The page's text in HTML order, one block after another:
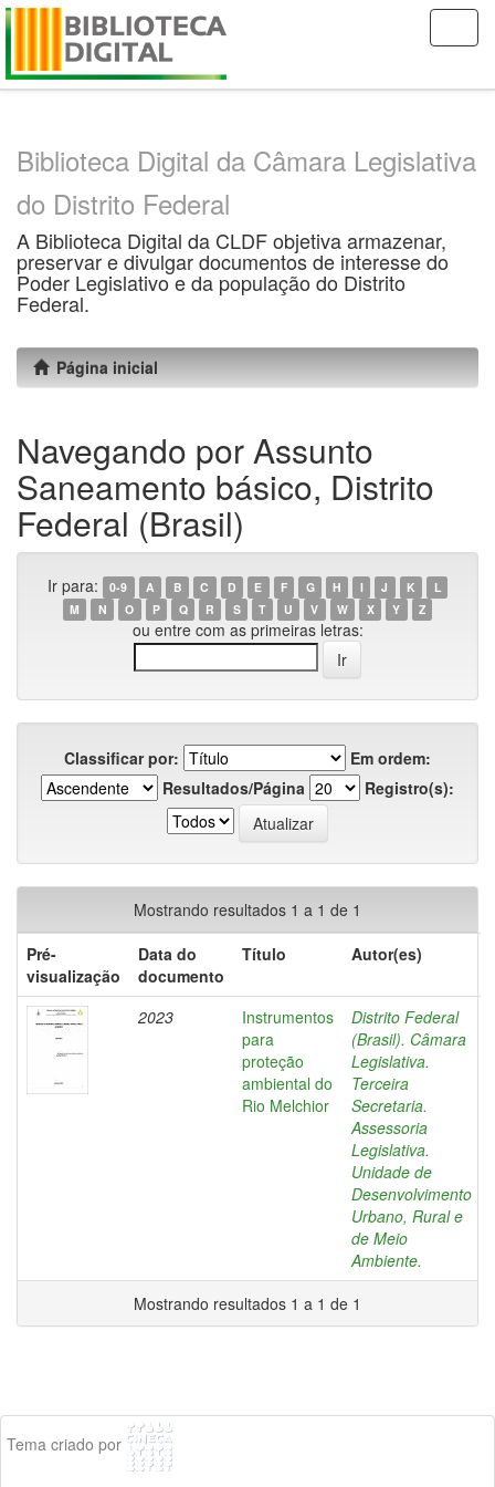
Skip
Biblioteca Digital da Câmara Legislativa
do Distrito Federal
A Biblioteca Digital da CLDF objetiva armazenar,
preservar e divulgar documentos de interesse do
Poder Legislativo e da população do Distrito
Federal.
Página inicial
Navegando por Assunto
Saneamento básico, Distrito
Federal (Brasil)
Ir para: 0-9 A B C D E F G H I J K
L
M
N O P Q R S T U V W X Y Z
ou entre com as primeiras letras:
Classificar por:
Em ordem:
Resultados/Página
Registro(s):
Mostrando resultados 1 a 1 de 1
Pré-
visualização
Data do
documento
Título Autor(es)
2023
Instrumentos
para
proteção
ambiental do
Rio Melchior
Distrito Federal
(Brasil). Câmara
Legislativa.
Terceira
Secretaria.
Assessoria
Legislativa.
Unidade de
Desenvolvimento
Urbano, Rural e
de Meio
Ambiente.
Mostrando resultados 1 a 1 de 1
Tema criado por